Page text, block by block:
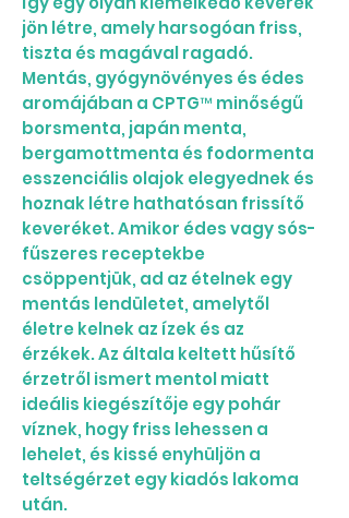
jön létre, amely harsogóan friss,
tiszta és magával ragadó.
Mentás, gyógynövényes és édes
aromájában a CPTG™ minőségű
borsmenta, japán menta,
bergamottmenta és fodormenta
esszenciális olajok elegyednek és
hoznak létre hathatósan frissítő
keveréket. Amikor édes vagy sós-
fűszeres receptekbe
csöppentjük, ad az ételnek egy
mentás lendületet, amelytől
életre kelnek az ízek és az
érzékek. Az általa keltett hűsítő
érzetről ismert mentol miatt
ideális kiegészítője egy pohár
víznek, hogy friss lehessen a
lehelet, és kissé enyhüljön a
teltségérzet egy kiadós lakoma
után.